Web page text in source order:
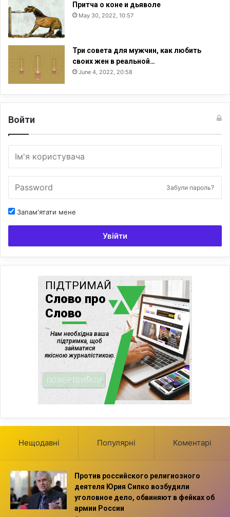
Притча о коне и дьяволе
May 30, 2022, 10:57
Три совета для мужчин, как любить
своих жен в реальной…
June 4, 2022, 20:58
Войти
Забули пароль?
Запам'ятати мене
Увійти
Нещодавні Популярні Коментарі
Против российского религиозного
деятеля Юрия Сипко возбудили
уголовное дело, обвиняют в фейках об
армии России